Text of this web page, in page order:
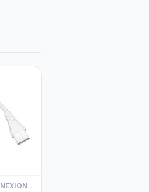
TUBO LED DE CONEXION SLIM BATTEN PHILIPS